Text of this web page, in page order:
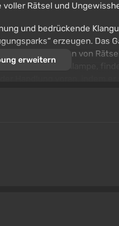
Rätsel und
und bedrückende
erzeugen. Das
und das Lösen von
eine Taschenlampe,
erweitern